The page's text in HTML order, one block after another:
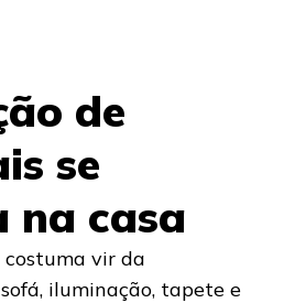
de
se
na casa
vir da
iluminação, tapete e